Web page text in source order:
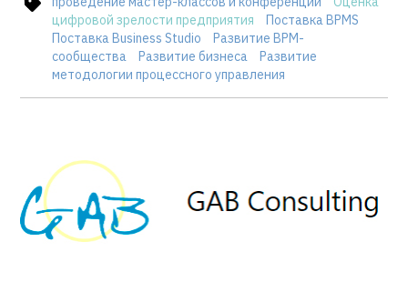
цифровой зрелости предприятия
Поставка BPMS
Поставка Business Studio
Развитие BPM-
сообщества
Развитие бизнеса
Развитие
методологии процессного управления